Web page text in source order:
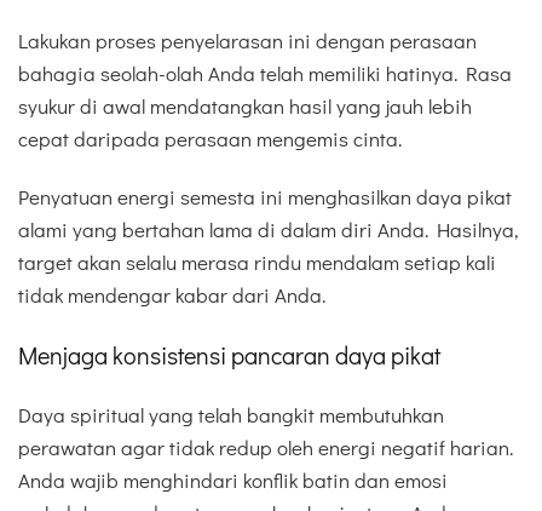
Lakukan proses penyelarasan ini dengan perasaan
bahagia seolah-olah Anda telah memiliki hatinya. Rasa
syukur di awal mendatangkan hasil yang jauh lebih
cepat daripada perasaan mengemis cinta.
Penyatuan energi semesta ini menghasilkan daya pikat
alami yang bertahan lama di dalam diri Anda. Hasilnya,
target akan selalu merasa rindu mendalam setiap kali
tidak mendengar kabar dari Anda.
Menjaga konsistensi pancaran daya pikat
Daya spiritual yang telah bangkit membutuhkan
perawatan agar tidak redup oleh energi negatif harian.
Anda wajib menghindari konflik batin dan emosi